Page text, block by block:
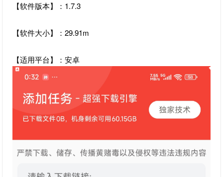
【软件版本】：1.7.3
【软件大小】：29.91m
【适用平台】：安卓